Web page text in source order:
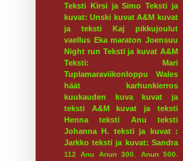
Teksti Kirsi ja Simo Teksti ja
kuvat: Unski kuvat A&M kuvat
ja teksti Kaj
pikkujoulut
vaellus Eka maraton Joensuu
Night run Teksti ja kuvat A&M
Teksti: Mari
Tuplamaraviikonloppu
Wales
häät
karhunkierros
kuukauden kuva
kuvat ja
teksti A&M
kuvat ja teksti
Henna
teksti Anu
teksti
Johanna H. teksti ja kuvat :
Jarkko teksti ja kuvat: Sandra
112 Anu Anun 300.
Anun 500.